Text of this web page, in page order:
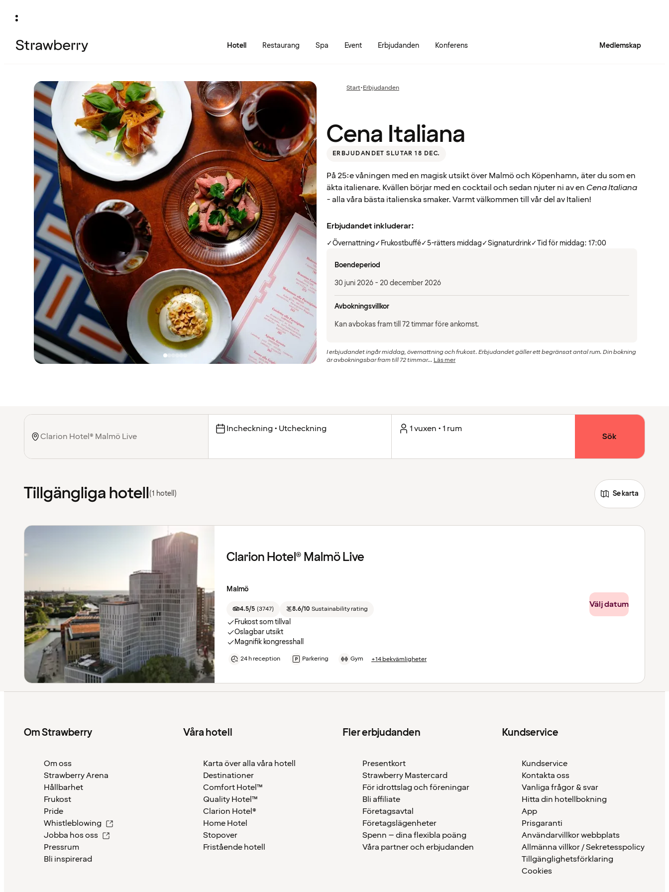
Hotell Restaurang Spa Event Erbjudanden Konferens Medlemskap
Start•Föregående
Erbjudanden
Italiana
Cena Italiana
ERBJUDANDET SLUTAR 18 DEC.
På 25:e våningen med en magisk utsikt över Malmö och Köpenhamn, äter du som en
äkta italienare. Kvällen börjar med en cocktail och sedan njuter ni av enCena Italiana
- alla våra bästa italienska smaker. Varmt välkommen till vår del av Italien!
Erbjudandet inkluderar:
✓Övernattning✓Frukostbuffé✓5-rätters middag✓Signaturdrink✓Tid för middag: 17:00
Boendeperiod
30 juni 2026 - 20 december 2026
Avbokningsvillkor
Kan avbokas fram till 72 timmar före ankomst.
I erbjudandet ingår middag, övernattning och frukost. Erbjudandet gäller ett begränsat antal rum. Din bokning
är avbokningsbar fram till 72 timmar... Läs mer
Incheckning • Utcheckning 1 vuxen • 1 rum
Sök
Tillgängliga hotell(1 hotell) Se karta
Clarion Hotel® Malmö Live
Malmö
4.5/5 (3747) 8.6/10 Sustainability rating
Frukost som tillval
Oslagbar utsikt
Magnifik kongresshall
24 h reception Parkering Gym +14 bekvämligheter
Välj datum
Om Strawberry
Om oss
Strawberry Arena
Hållbarhet
Frukost
Pride
Whistleblowing
Jobba hos oss
Pressrum
Bli inspirerad
Våra hotell
Karta över alla våra hotell
Destinationer
Comfort Hotel™
Quality Hotel™
Clarion Hotel®
Home Hotel
Stopover
Fristående hotell
Fler erbjudanden
Presentkort
Strawberry Mastercard
För idrottslag och föreningar
Bli affiliate
Företagsavtal
Företagslägenheter
Spenn – dina flexibla poäng
Våra partner och erbjudanden
Kundservice
Kundservice
Kontakta oss
Vanliga frågor & svar
Hitta din hotellbokning
App
Prisgaranti
Användarvillkor webbplats
Allmänna villkor / Sekretesspolicy
Tillgänglighetsförklaring
Cookies